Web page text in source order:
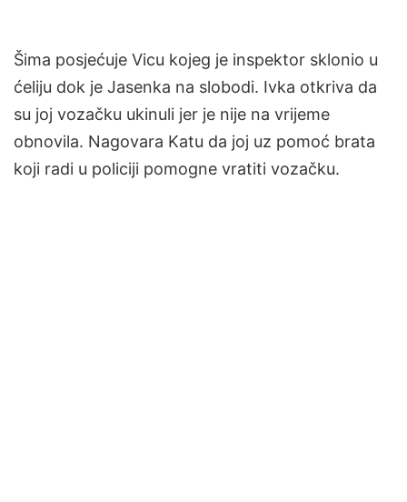
Šima posjećuje Vicu kojeg je inspektor sklonio u
ćeliju dok je Jasenka na slobodi. Ivka otkriva da
su joj vozačku ukinuli jer je nije na vrijeme
obnovila. Nagovara Katu da joj uz pomoć brata
koji radi u policiji pomogne vratiti vozačku.